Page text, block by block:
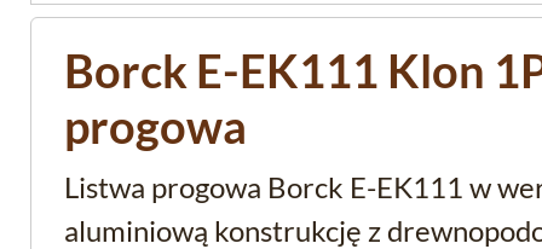
Borck E-EK111 Klon
progowa
Listwa progowa Borck E-EK111 w
aluminiową konstrukcję z